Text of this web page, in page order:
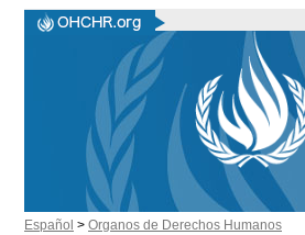
Español > Organos de Derechos Humanos